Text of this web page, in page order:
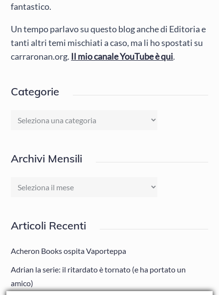
fantastico.
Un tempo parlavo su questo blog anche di Editoria e
tanti altri temi mischiati a caso, ma li ho spostati su
carraronan.org. Il mio canale YouTube è qui.
Categorie
Categorie
Archivi Mensili
Archivi
Articoli Recenti
Acheron Books ospita Vaporteppa
Adrian la serie: il ritardato è tornato (e ha portato un
amico)